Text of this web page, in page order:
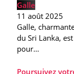
Galle
11 août 2025
Galle,
du Sri Lanka,
pour…
Poursuivez